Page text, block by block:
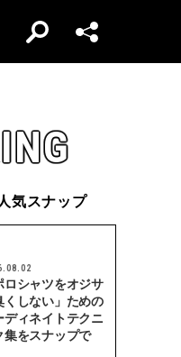
人気スナップ
ロシャツをオジサ
くしない」ための
ディネイトテクニ
集をスナップで